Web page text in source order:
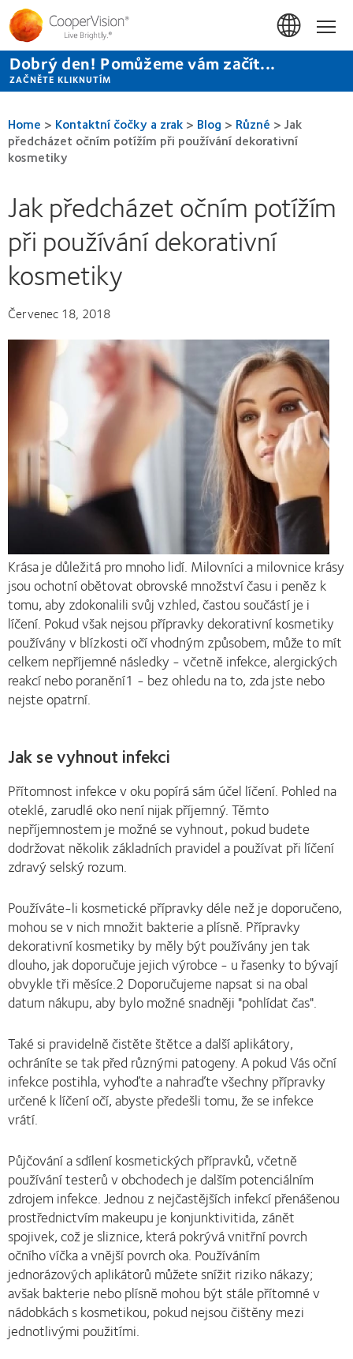
Přejít
hlavnímu
obsahu
Dobrý den! Pomůžeme vám začít...
ZAČNĚTE KLIKNUTÍM
Home > Kontaktní čočky a zrak > Blog > Různé > Jak
předcházet očním potížím při používání dekorativní
kosmetiky
Jak předcházet očním potížím
při používání dekorativní
kosmetiky
Červenec 18, 2018
Krása je důležitá pro mnoho lidí. Milovníci a milovnice krásy
jsou ochotní obětovat obrovské množství času i peněz k
tomu, aby zdokonalili svůj vzhled, častou součástí je i
líčení. Pokud však nejsou přípravky dekorativní kosmetiky
používány v blízkosti očí vhodným způsobem, může to mít
celkem nepříjemné následky - včetně infekce, alergických
reakcí nebo poranění1 - bez ohledu na to, zda jste nebo
nejste opatrní.
Jak se vyhnout infekci
Přítomnost infekce v oku popírá sám účel líčení. Pohled na
oteklé, zarudlé oko není nijak příjemný. Těmto
nepříjemnostem je možné se vyhnout, pokud budete
dodržovat několik základních pravidel a používat při líčení
zdravý selský rozum.
Používáte-li kosmetické přípravky déle než je doporučeno,
mohou se v nich množit bakterie a plísně. Přípravky
dekorativní kosmetiky by měly být používány jen tak
dlouho, jak doporučuje jejich výrobce - u řasenky to bývají
obvykle tři měsíce.2 Doporučujeme napsat si na obal
datum nákupu, aby bylo možné snadněji "pohlídat čas".
Také si pravidelně čistěte štětce a další aplikátory,
ochráníte se tak před různými patogeny. A pokud Vás oční
infekce postihla, vyhoďte a nahraďte všechny přípravky
určené k líčení očí, abyste předešli tomu, že se infekce
vrátí.
Půjčování a sdílení kosmetických přípravků, včetně
používání testerů v obchodech je dalším potenciálním
zdrojem infekce. Jednou z nejčastějších infekcí přenášenou
prostřednictvím makeupu je konjunktivitida, zánět
spojivek, což je sliznice, která pokrývá vnitřní povrch
očního víčka a vnější povrch oka. Používáním
jednorázových aplikátorů můžete snížit riziko nákazy;
avšak bakterie nebo plísně mohou být stále přítomné v
nádobkách s kosmetikou, pokud nejsou čištěny mezi
jednotlivými použitími.